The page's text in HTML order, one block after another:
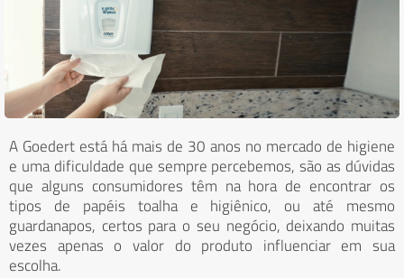
A Goedert está há mais de 30 anos no mercado de higiene
e uma dificuldade que sempre percebemos, são as dúvidas
que alguns consumidores têm na hora de encontrar os
tipos de papéis toalha e higiênico, ou até mesmo
guardanapos, certos para o seu negócio, deixando muitas
vezes apenas o valor do produto influenciar em sua
escolha.